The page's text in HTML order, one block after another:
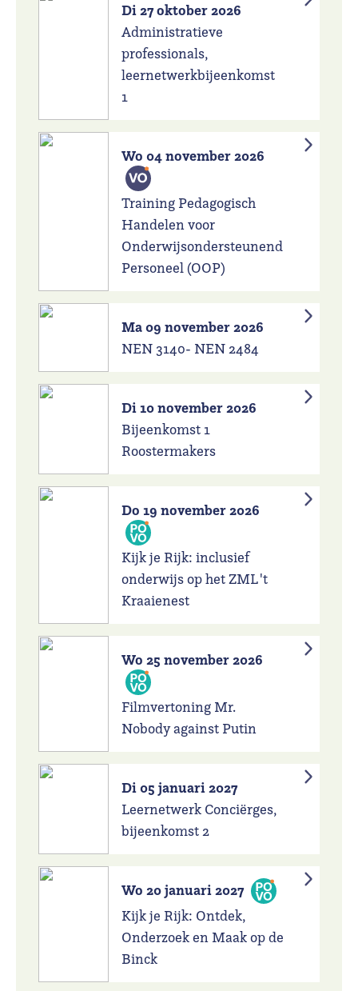
Di 27 oktober 2026
Administratieve
professionals,
leernetwerkbijeenkomst
1
Wo 04 november 2026
Training Pedagogisch
Handelen voor
Onderwijsondersteunend
Personeel (OOP)
Ma 09 november 2026
NEN 3140- NEN 2484
Di 10 november 2026
Bijeenkomst 1
Roostermakers
Do 19 november 2026
Kijk je Rijk: inclusief
onderwijs op het ZML 't
Kraaienest
Wo 25 november 2026
Filmvertoning Mr.
Nobody against Putin
Di 05 januari 2027
Leernetwerk Conciërges,
bijeenkomst 2
Wo 20 januari 2027
Kijk je Rijk: Ontdek,
Onderzoek en Maak op de
Binck